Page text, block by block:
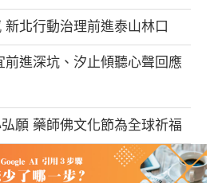
北行動治理前進泰山林口
前進深坑、汐止傾聽心聲回應
願 藥師佛文化節為全球祈福